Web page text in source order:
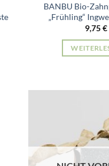
BANBU Bio-
„Frühling“
9,75€